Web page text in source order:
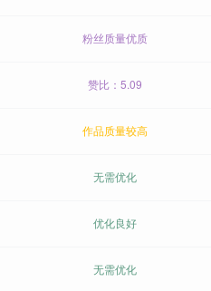
粉丝质量优质
赞比：5.09
作品质量较高
无需优化
优化良好
无需优化